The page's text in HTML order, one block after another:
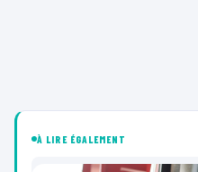
À LIRE ÉGALEMENT